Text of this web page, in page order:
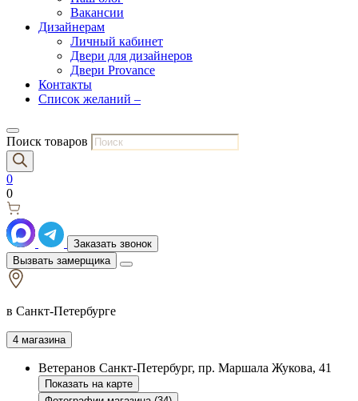
Вакансии
Дизайнерам
Личный кабинет
Двери для дизайнеров
Двери Provance
Контакты
Список желаний –
Поиск товаров
0
0
Заказать звонок
Вызвать замерщика
в Санкт-Петербурге
4 магазина
Ветеранов Санкт-Петербург, пр. Маршала Жукова, 41
Показать на карте